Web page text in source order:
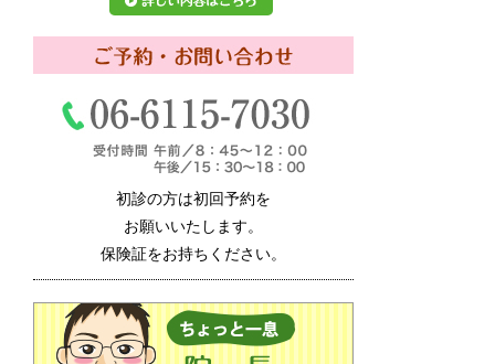
初診の方は初回予約を
お願いいたします。
保険証をお持ちください。